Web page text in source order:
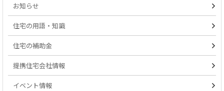
お知らせ
住宅の用語・知識
住宅の補助金
提携住宅会社情報
イベント情報